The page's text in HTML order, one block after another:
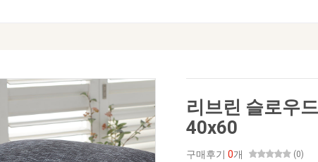
리브린 슬로우
40x60
구매후기 0개 (0)